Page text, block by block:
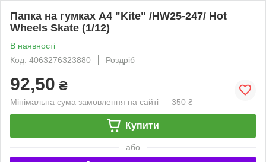
Папка на гумках А4 "Kite" /HW25-247/ Hot
Wheels Skate (1/12)
В наявності
Код: 4063276323880
Роздріб
92,50 ₴
Мінімальна сума замовлення на сайті — 350 ₴
Купити
або